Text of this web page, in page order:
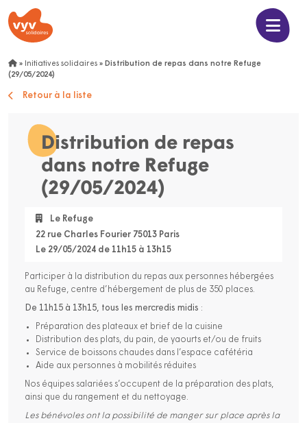
» Initiatives solidaires » Distribution de repas dans notre Refuge
(29/05/2024)
Retour à la liste
Distribution de repas
dans notre Refuge
(29/05/2024)
Le Refuge
22 rue Charles Fourier 75013 Paris
Le 29/05/2024 de 11h15 à 13h15
Participer à la distribution du repas aux personnes hébergées
au Refuge, centre d’hébergement de plus de 350 places.
De 11h15 à 13h15, tous les mercredis midis :
Préparation des plateaux et brief de la cuisine
Distribution des plats, du pain, de yaourts et/ou de fruits
Service de boissons chaudes dans l’espace cafétéria
Aide aux personnes à mobilités réduites
Nos équipes salariées s’occupent de la préparation des plats,
ainsi que du rangement et du nettoyage.
Les bénévoles ont la possibilité de manger sur place après la